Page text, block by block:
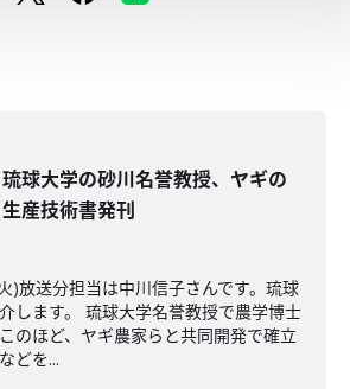
琉球大学の砂川名誉教授、ヤギの
生産技術書発刊
)放送分担当は中川信子さんです。琉球
します。 琉球大学名誉教授で農学博士
のほど、ヤギ農家らと共同開発で確立
どを...